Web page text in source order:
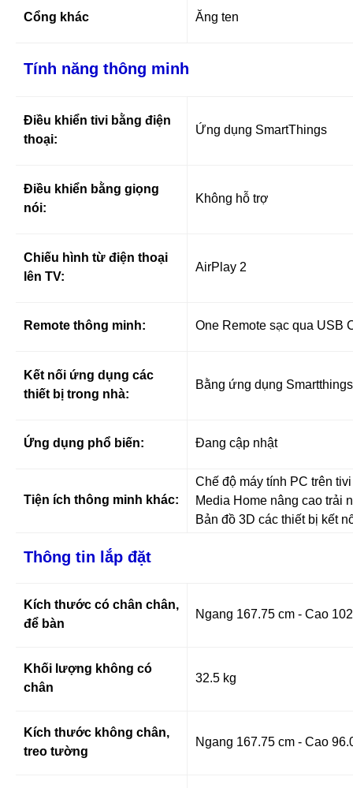
Cổng khác Ăng ten
Tính năng thông minh
Điều khiển tivi bằng điện
thoại:
Ứng dụng SmartThings
Điều khiển bằng giọng
nói:
Không hỗ trợ
Chiếu hình từ điện thoại
lên TV:
AirPlay 2
Remote thông minh: One Remote sạc qua USB
Kết nối ứng dụng các
thiết bị trong nhà:
Bằng ứng dụng Smartthings
Ứng dụng phổ biến: Đang cập nhật
Tiện ích thông minh khác:
Chế độ máy tính PC trên tivi
Media Home nâng cao trải
Bản đồ 3D các thiết bị kết
Thông tin lắp đặt
Kích thước có chân chân,
để bàn
Ngang 167.75 cm - Cao
Khối lượng không có
chân
32.5 kg
Kích thước không chân,
treo tường
Ngang 167.75 cm - Cao